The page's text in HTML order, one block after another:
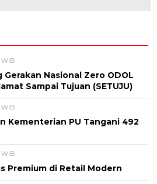
WIB
Gerakan Nasional Zero ODOL
Sampai Tujuan (SETUJU)
WIB
Kementerian PU Tangani 492
WIB
Premium di Retail Modern